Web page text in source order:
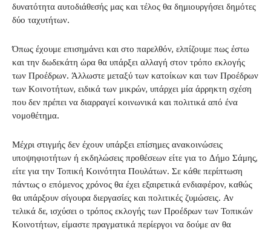
δυνατότητα αυτοδιάθεσής μας και τέλος θα δημιουργήσει δημότες
δύο ταχυτήτων.
Όπως έχουμε επισημάνει και στο παρελθόν, ελπίζουμε πως έστω
και την δωδεκάτη ώρα θα υπάρξει αλλαγή στον τρόπο εκλογής
των Προέδρων. Άλλωστε μεταξύ των κατοίκων και των Προέδρων
των Κοινοτήτων, ειδικά των μικρών, υπάρχει μία άρρηκτη σχέση
που δεν πρέπει να διαρραγεί κοινωνικά και πολιτικά από ένα
νομοθέτημα.
Μέχρι στιγμής δεν έχουν υπάρξει επίσημες ανακοινώσεις
υποψηφιοτήτων ή εκδηλώσεις προθέσεων είτε για το Δήμο Σάμης,
είτε για την Τοπική Κοινότητα Πουλάτων. Σε κάθε περίπτωση
πάντως ο επόμενος χρόνος θα έχει εξαιρετικά ενδιαφέρον, καθώς
θα υπάρξουν σίγουρα διεργασίες και πολιτικές ζυμώσεις. Αν
τελικά δε, ισχύσει ο τρόπος εκλογής των Προέδρων των Τοπικών
Κοινοτήτων, είμαστε πραγματικά περίεργοι να δούμε αν θα